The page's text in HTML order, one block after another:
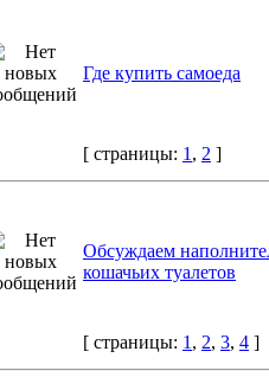
Где купить самоеда
[ страницы: 1 , 2 ]
Обсуждаем
кошачьих туалетов
[ страницы: 1 , 2, 3, 4 ]